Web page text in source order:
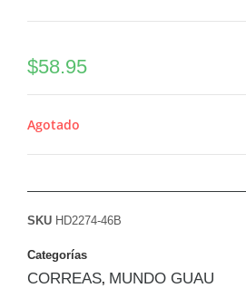
$58.95
Agotado
SKU HD2274-46B
Categorías
CORREAS, MUNDO GUAU